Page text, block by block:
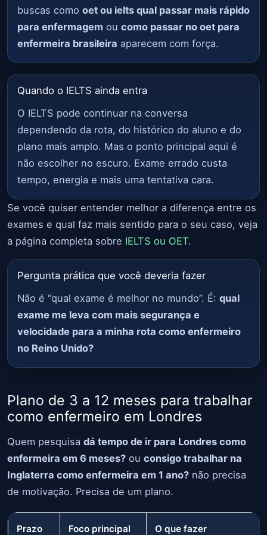
buscas como oet ou ielts qual passar mais rápido
para enfermagem ou como passar no oet para
enfermeira brasileira aparecem com força.
Quando o IELTS ainda entra
O IELTS pode continuar na conversa
dependendo da rota, do histórico do aluno e do
plano mais amplo. Mas o ponto principal aqui é
não escolher no escuro. Exame errado custa
tempo, energia e mais uma tentativa cara.
Se você quiser entender melhor a diferença entre os
exames e qual faz mais sentido para o seu caso, veja
a página completa sobre IELTS ou OET.
Pergunta prática que você deveria fazer
Não é “qual exame é melhor no mundo”. É: qual
exame me leva com mais segurança e
velocidade para a minha rota como enfermeiro
no Reino Unido?
Plano de 3 a 12 meses para trabalhar
como enfermeiro em Londres
Quem pesquisa dá tempo de ir para Londres como
enfermeira em 6 meses? ou consigo trabalhar na
Inglaterra como enfermeira em 1 ano? não precisa
de motivação. Precisa de um plano.
Prazo Foco principal O que fazer